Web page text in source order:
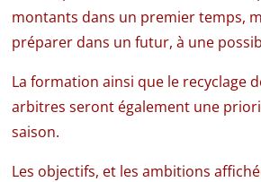
montants dans un premier temps,
préparer dans un futur, à une
La formation ainsi que le recyclage
arbitres seront également une
saison.
Les objectifs, et les ambitions